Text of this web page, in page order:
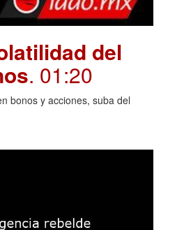
del
. 01:20
bonos y acciones, suba del